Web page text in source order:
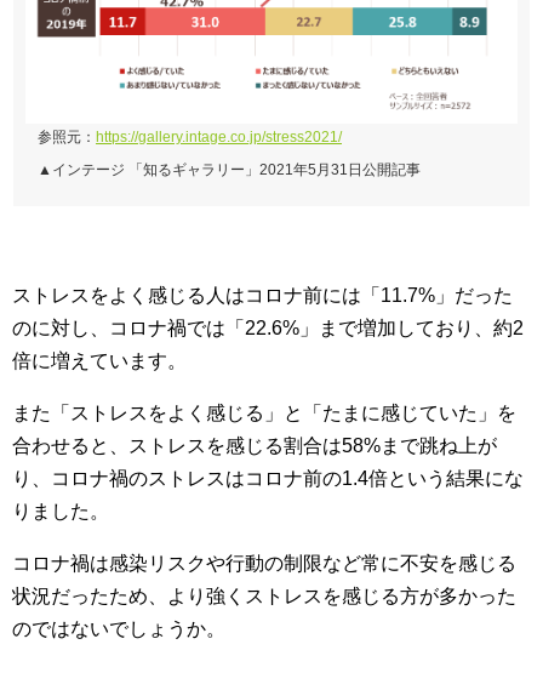
参照元： https://gallery.intage.co.jp/stress2021/
▲インテージ 「知るギャラリー」2021年5月31日公開記事
ストレスをよく感じる人はコロナ前には「11.7%」だった
のに対し、コロナ禍では「22.6%」まで増加しており、約2
倍に増えています。
また「ストレスをよく感じる」と「たまに感じていた」を
合わせると、ストレスを感じる割合は58%まで跳ね上が
り、コロナ禍のストレスはコロナ前の1.4倍という結果にな
りました。
コロナ禍は感染リスクや行動の制限など常に不安を感じる
状況だったため、より強くストレスを感じる方が多かった
のではないでしょうか。